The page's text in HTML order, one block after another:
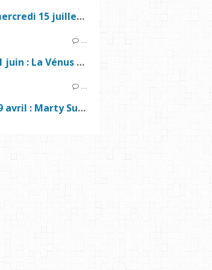
Cinéma jeunesse mercredi 15 juillet - Les animos rigolos et Toys Story 5
Cinéma des 20 et 21 juin : La Vénus électrique et Le diable s'habille en Prada
Cinéma des 18 et 19 avril : Marty Supreme et Chers Parents